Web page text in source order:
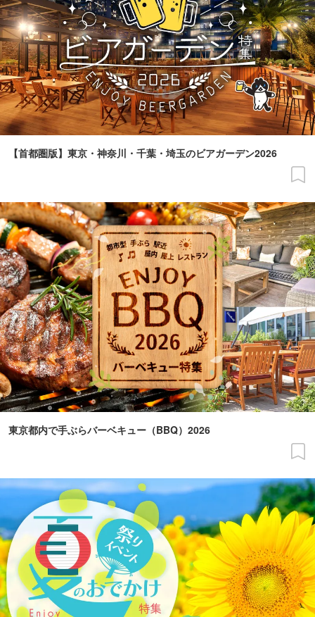
【首都圏版】東京・神奈川・千葉・埼玉のビアガーデン2026
東京都内で手ぶらバーベキュー（BBQ）2026